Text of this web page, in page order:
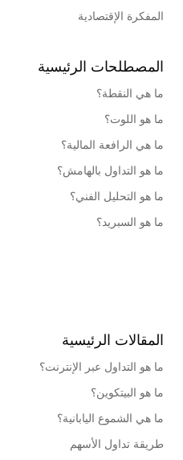
المفكرة الإقتصادية
المصطلحات الرئيسية
ما هي النقطة؟
ما هو اللوت؟
ما هي الرافعة المالية؟
ما هو التداول بالهامش؟
ما هو التحليل الفني؟
ما هو السبريد؟
المقالات الرئيسية
ما هو التداول عبر الإنترنت؟
ما هو البيتكوين؟
ما هي الشموع اليابانية؟
طريقة تداول الأسهم